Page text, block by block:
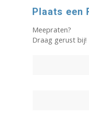
Plaats een
Meepraten?
Draag gerust bij!